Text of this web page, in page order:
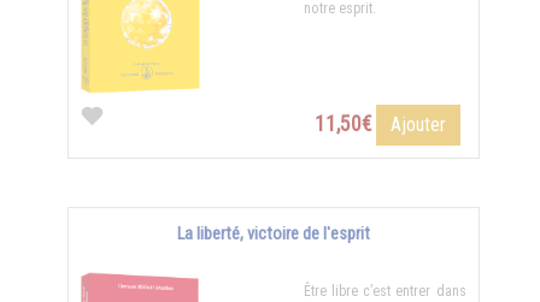
notre esprit.
11,50€ Ajouter
La liberté, victoire de l'esprit
Être libre c’est entrer dans